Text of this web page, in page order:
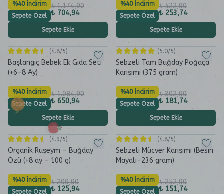
%40 İndirim
Sepete Özel
₺ 1.174,90
₺ 704,94
Sepete Ekle
%40 İndirim
Sepete Özel
₺ 422,90
₺ 253,74
Sepete Ekle
(4.8/5)
Başlangıç Bebek Ek Gıda Seti
(+6-8 Ay)
%40 İndirim
Sepete Özel
₺ 1.084,90
₺ 650,94
Sepete Ekle
(5.0/5)
Sebzeli Tam Buğday Poğaça
Karışımı (375 gram)
%40 İndirim
Sepete Özel
₺ 302,90
₺ 181,74
Sepete Ekle
(4.9/5)
Organik Ruşeym - Buğday
Özü (+8 ay - 100 g)
%40 İndirim
Sepete Özel
₺ 209,90
₺ 125,94
(4.8/5)
Sebzeli Mücver Karışımı (Besin
Mayalı-236 gram)
%40 İndirim
Sepete Özel
₺ 252,90
₺ 151,74